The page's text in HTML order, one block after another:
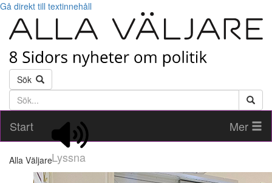
Gå direkt till textinnehåll
Sök
Söktext
Start
Lyssna
Mer
Alla Väljare